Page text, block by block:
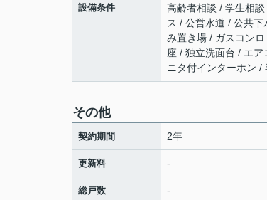
設備条件
高齢者相談 / 学生相
ス / 公営水道 / 公共
み置き場 / ガスコン
座 / 独立洗面台 / エ
ニタ付インターホン /
その他
契約期間 2年
更新料 -
総戸数 -